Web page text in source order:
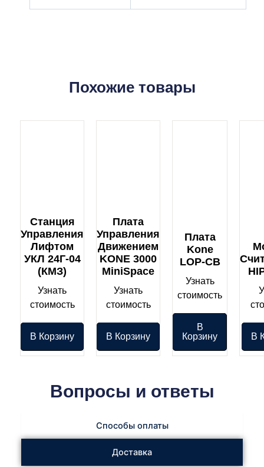
Похожие товары
Станция
Управления
Лифтом
УКЛ 24Г-04
(КМЗ)
Узнать
стоимость
В Корзину
Плата
Управления
Движением
KONE 3000
MiniSpace
Узнать
стоимость
В Корзину
Плата
Kone
LOP-CB
Узнать
стоимость
В
Корзину
В
Вопросы и ответы
Способы оплаты
Доставка